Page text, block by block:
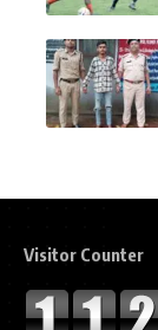
Visitor Counter